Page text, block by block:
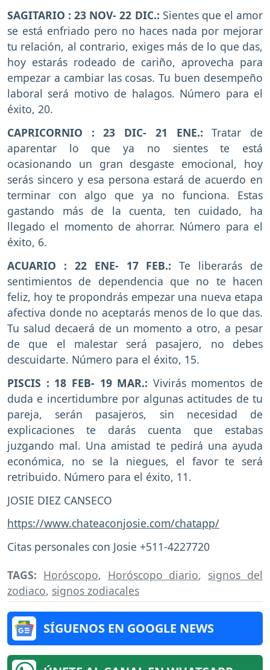
SAGITARIO : 23 NOV- 22 DIC.: Sientes que el amor
se está enfriado pero no haces nada por mejorar
tu relación, al contrario, exiges más de lo que das,
hoy estarás rodeado de cariño, aprovecha para
empezar a cambiar las cosas. Tu buen desempeño
laboral será motivo de halagos. Número para el
éxito, 20.
CAPRICORNIO : 23 DIC- 21 ENE.: Tratar de
aparentar lo que ya no sientes te está
ocasionando un gran desgaste emocional, hoy
serás sincero y esa persona estará de acuerdo en
terminar con algo que ya no funciona. Estas
gastando más de la cuenta, ten cuidado, ha
llegado el momento de ahorrar. Número para el
éxito, 6.
ACUARIO : 22 ENE- 17 FEB.:Te liberarás de
sentimientos de dependencia que no te hacen
feliz, hoy te propondrás empezar una nueva etapa
afectiva donde no aceptarás menos de lo que das.
Tu salud decaerá de un momento a otro, a pesar
de que el malestar será pasajero, no debes
descuidarte. Número para el éxito, 15.
PISCIS : 18 FEB- 19 MAR.: Vivirás momentos de
duda e incertidumbre por algunas actitudes de tu
pareja, serán pasajeros, sin necesidad de
explicaciones te darás cuenta que estabas
juzgando mal. Una amistad te pedirá una ayuda
económica, no se la niegues, el favor te será
retribuido. Número para el éxito, 11.
JOSIE DIEZ CANSECO
https://www.chateaconjosie.com/chatapp/
Citas personales con Josie +511-4227720
TAGS: Horóscopo, Horóscopo diario, signos del
zodiaco, signos zodiacales
SÍGUENOS EN GOOGLE NEWS